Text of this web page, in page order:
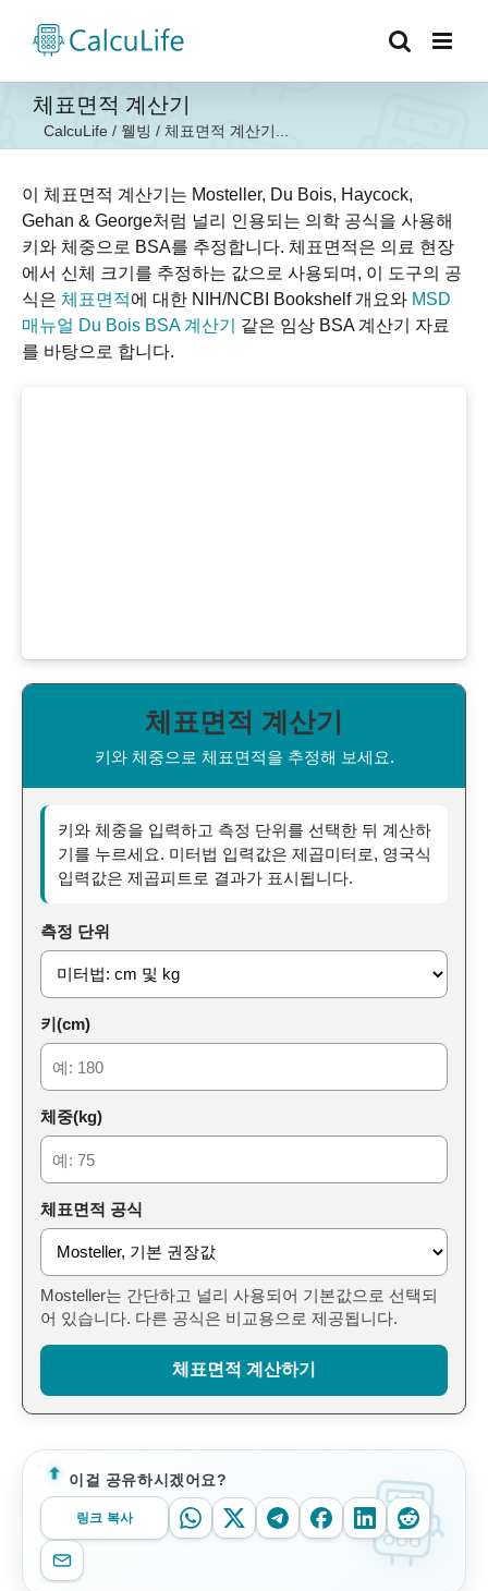
체표면적 계산기
CalcuLife / 웰빙 / 체표면적 계산기...
이 체표면적 계산기는 Mosteller, Du Bois, Haycock,
Gehan & George처럼 널리 인용되는 의학 공식을 사용해
키와 체중으로 BSA를 추정합니다. 체표면적은 의료 현장
에서 신체 크기를 추정하는 값으로 사용되며, 이 도구의 공
식은 체표면적에 대한 NIH/NCBI Bookshelf 개요와 MSD
매뉴얼 Du Bois BSA 계산기
같은 임상 BSA 계산기 자료
를 바탕으로 합니다.
체표면적 계산기
키와 체중으로 체표면적을 추정해 보세요.
키와 체중을 입력하고 측정 단위를 선택한 뒤 계산하
기를 누르세요. 미터법 입력값은 제곱미터로, 영국식
입력값은 제곱피트로 결과가 표시됩니다.
측정 단위
키(cm)
체중(kg)
체표면적 공식
Mosteller는 간단하고 널리 사용되어 기본값으로 선택되
어 있습니다. 다른 공식은 비교용으로 제공됩니다.
체표면적 계산하기
이걸 공유하시겠어요?
링크 복사